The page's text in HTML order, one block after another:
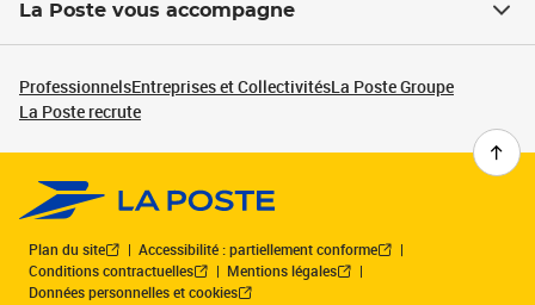
La Poste vous accompagne
ProfessionnelsEntreprises et CollectivitésLa Poste Groupe
La Poste recrute
Plan du site
Accessibilité : partiellement conforme
Conditions contractuelles
Mentions légales
Données personnelles et cookies